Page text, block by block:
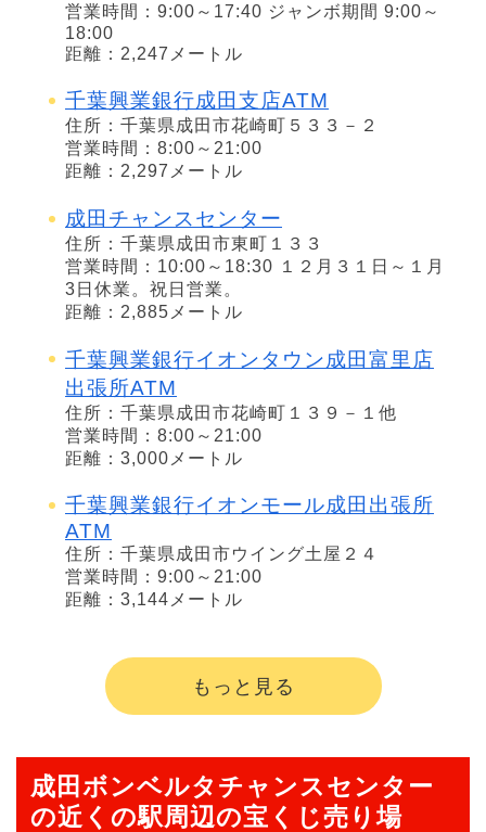
営業時間：9:00～17:40 ジャンボ期間 9:00～
18:00
距離：2,247メートル
千葉興業銀行成田支店ATM
住所：千葉県成田市花崎町５３３－２
営業時間：8:00～21:00
距離：2,297メートル
成田チャンスセンター
住所：千葉県成田市東町１３３
営業時間：10:00～18:30 １２月３１日～１月
3日休業。祝日営業。
距離：2,885メートル
千葉興業銀行イオンタウン成田富里店
出張所ATM
住所：千葉県成田市花崎町１３９－１他
営業時間：8:00～21:00
距離：3,000メートル
千葉興業銀行イオンモール成田出張所
ATM
住所：千葉県成田市ウイング土屋２４
営業時間：9:00～21:00
距離：3,144メートル
もっと見る
成田ボンベルタチャンスセンター
の近くの駅周辺の宝くじ売り場